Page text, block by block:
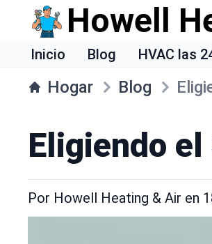
Howell
Inicio Blog HVAC las
Hogar Blog
Eligiendo
Por Howell Heating & Air en